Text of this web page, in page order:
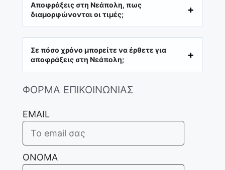
Αποφράξεις στη Νεάπολη, πως
διαμορφώνονται οι τιμές;
Σε πόσο χρόνο μπορείτε να έρθετε για
αποφράξεις στη Νεάπολη;
ΦΟΡΜΑ ΕΠΙΚΟΙΝΩΝΙΑΣ
EMAIL
ΟΝΟΜΑ